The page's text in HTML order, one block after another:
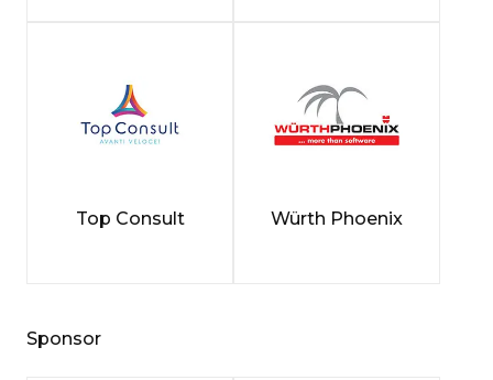
Top Consult Würth Phoenix
Sponsor